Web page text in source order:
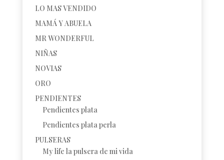
LO MAS VENDIDO
MAMÁ Y ABUELA
MR WONDERFUL
NIÑAS
NOVIAS
ORO
PENDIENTES
Pendientes plata
Pendientes plata perla
PULSERAS
My life la pulsera de mi vida